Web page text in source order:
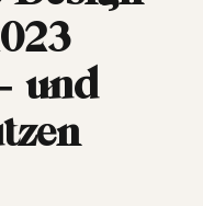
und